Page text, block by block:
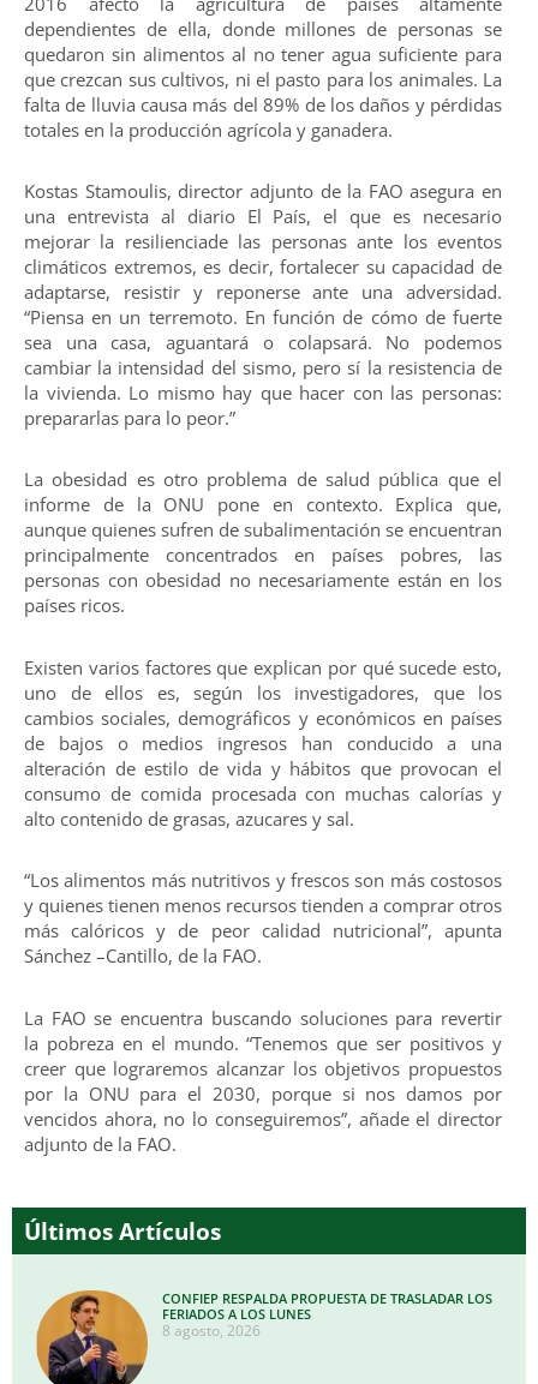
dependientes de ella, donde millones de personas se
quedaron sin alimentos al no tener agua suficiente para
que crezcan sus cultivos, ni el pasto para los animales. La
falta de lluvia causa más del 89% de los daños y pérdidas
totales en la producción agrícola y ganadera.
Kostas Stamoulis, director adjunto de la FAO asegura en
una entrevista al diario El País, el que es necesario
mejorar la resilienciade las personas ante los eventos
climáticos extremos, es decir, fortalecer su capacidad de
adaptarse, resistir y reponerse ante una adversidad.
“Piensa en un terremoto. En función de cómo de fuerte
sea una casa, aguantará o colapsará. No podemos
cambiar la intensidad del sismo, pero sí la resistencia de
la vivienda. Lo mismo hay que hacer con las personas:
prepararlas para lo peor.”
La obesidad es otro problema de salud pública que el
informe de la ONU pone en contexto. Explica que,
aunque quienes sufren de subalimentación se encuentran
principalmente concentrados en países pobres, las
personas con obesidad no necesariamente están en los
países ricos.
Existen varios factores que explican por qué sucede esto,
uno de ellos es, según los investigadores, que los
cambios sociales, demográficos y económicos en países
de bajos o medios ingresos han conducido a una
alteración de estilo de vida y hábitos que provocan el
consumo de comida procesada con muchas calorías y
alto contenido de grasas, azucares y sal.
“Los alimentos más nutritivos y frescos son más costosos
y quienes tienen menos recursos tienden a comprar otros
más calóricos y de peor calidad nutricional”, apunta
Sánchez –Cantillo, de la FAO.
La FAO se encuentra buscando soluciones para revertir
la pobreza en el mundo. “Tenemos que ser positivos y
creer que lograremos alcanzar los objetivos propuestos
por la ONU para el 2030, porque si nos damos por
vencidos ahora, no lo conseguiremos”, añade el director
adjunto de la FAO.
Últimos Artículos
CONFIEP RESPALDA PROPUESTA DE TRASLADAR LOS
FERIADOS A LOS LUNES
8 agosto, 2026